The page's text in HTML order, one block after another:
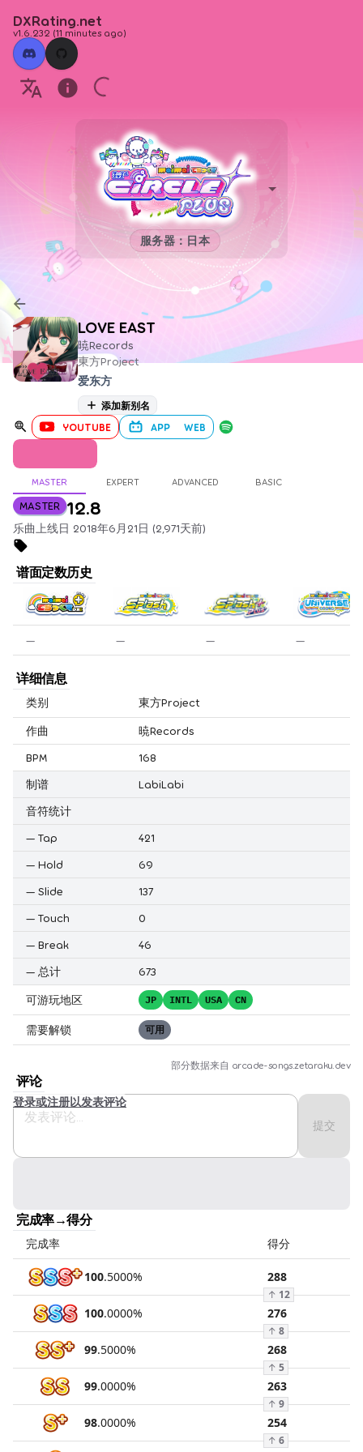
DXRating.net
v1.6.232 (11 minutes ago)
服务器：日本
LOVE EAST
暁Records
東方Project
爱东方
添加新别名
YOUTUBE APP WEB
MASTER EXPERT ADVANCED BASIC
MASTER 12.8
乐曲上线日 2018年6月21日 (2,971天前)
谱面定数历史
— — — —
详细信息
类别 東方Project
作曲
暁Records
BPM
168
制谱
LabiLabi
音符统计
— Tap
421
— Hold
69
— Slide
137
— Touch
0
— Break
46
— 总计 673
可游玩地区 JP INTL USA CN
需要解锁 可用
部分数据来自 arcade-songs.zetaraku.dev
评论
提交
登录或注册以发表评论
完成率→得分
完成率 得分
100.5000% 288
↑ 12
100.0000% 276
↑ 8
99.5000% 268
↑ 5
99.0000% 263
↑ 9
98.0000% 254
↑ 6